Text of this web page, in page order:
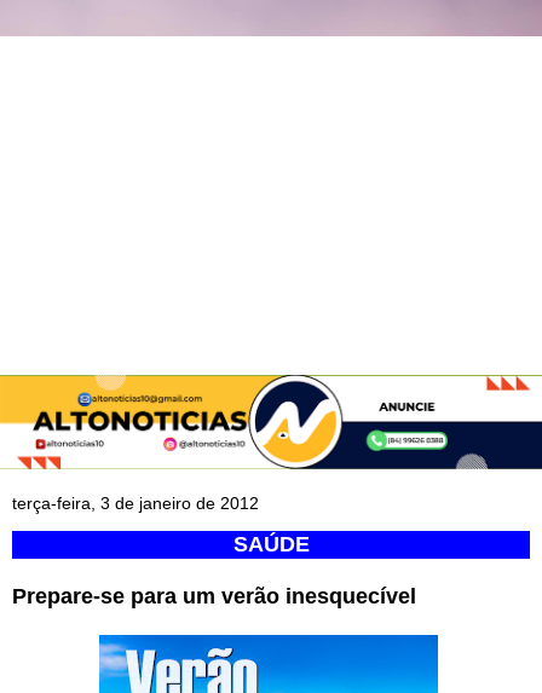
terça-feira, 3 de janeiro de 2012
SAÚDE
Prepare-se para um verão inesquecível